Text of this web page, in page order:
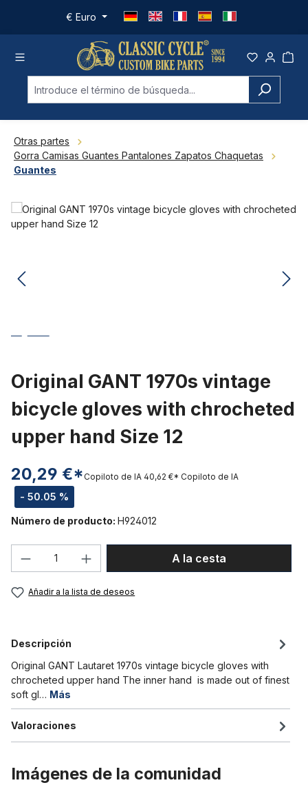
Saltar al contenido principal
€ Euro
Otras partes
Gorra Camisas Guantes Pantalones Zapatos Chaquetas
Guantes
Omitir galería de imágenes
Original GANT 1970s vintage
bicycle gloves with chrocheted
upper hand Size 12
20,29 €*
- 50.05 %
Copiloto de IA 40,62 €* Copiloto de IA
Número de producto: H924012
Cantidad del producto: introduce la
A la cesta
Añadir a la lista de deseos
Descripción
Original GANT Lautaret 1970s vintage bicycle gloves with
chrocheted upper hand The inner hand is made out of finest
soft gl… Más
Valoraciones
Imágenes de la comunidad